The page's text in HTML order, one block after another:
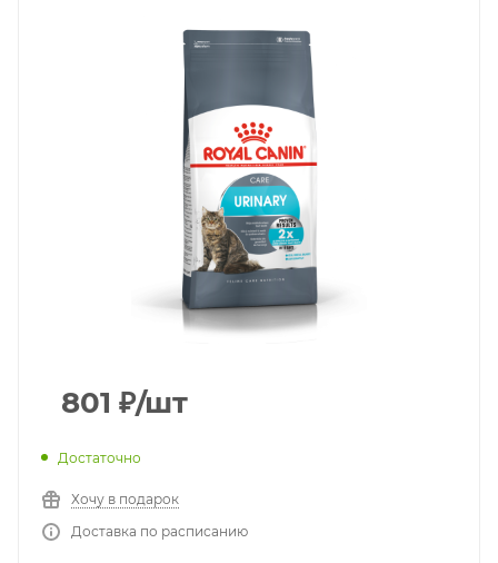
801 ₽/шт
Достаточно
Хочу в подарок
Доставка по расписанию